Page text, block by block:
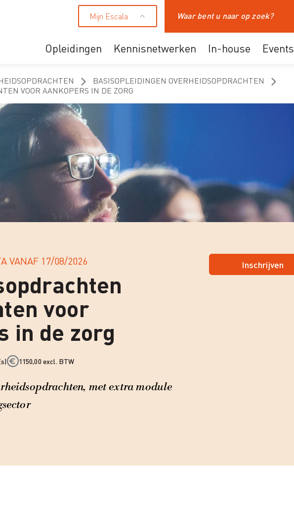
Mijn Escala Zoeken
Opleidingen
Professionals
HR en leidinggevende
Kennisnetwerken In-house Events
BASISOPLEIDINGEN OVERHEIDSOPDRACHTEN
VOOR AANKOPERS IN DE ZORG
VANAF 17/08/2026
voor
in de zorg
1150,00 excl. BTW
met extra module
Inschrijven